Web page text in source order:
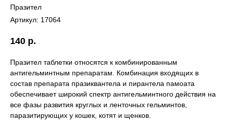
Празител
Артикул: 17064
140 р.
Празител таблетки относятся к комбинированным
антигельминтным препаратам. Комбинация входящих в
состав препарата празиквантела и пирантела памоата
обеспечивает широкий спектр антигельминтного действия на
все фазы развития круглых и ленточных гельминтов,
паразитирующих у кошек, котят и щенков.